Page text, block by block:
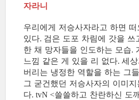
자라니
우리에게 저승사자라고 하면
있다. 검은 도포 차림에 갓을 쓰
한 채 망자들을 인도하는 모습.
느낌 같은 게 있을 리 없다. 세
버리는 냉정한 역할을 하는 그
그 굳건했던 저승사자의 이미
다. tvN <쓸쓸하고 찬란하신 도